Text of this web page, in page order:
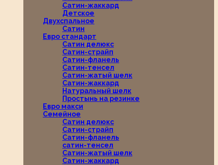
Сатин-жаккард
Детское
Двухспальное
Сатин
Евро стандарт
Сатин делюкс
Сатин-страйп
Сатин-фланель
Сатин-тенсел
Сатин-жатый шелк
Сатин-жаккард
Натуральный шелк
Простынь на резинке
Евро макси
Семейное
Сатин делюкс
Сатин-страйп
Сатин-фланель
сатин-тенсел
Сатин-жатый шелк
Сатин-жаккард